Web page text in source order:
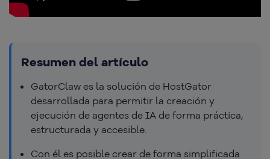
Resumen del artículo
GatorClaw es la solución de HostGator
desarrollada para permitir la creación y
ejecución de agentes de IA de forma práctica,
estructurada y accesible.
Con él es posible crear de forma simplificada